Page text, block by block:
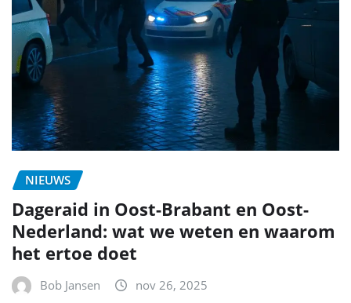
NIEUWS
Dageraid in Oost-Brabant en Oost-
Nederland: wat we weten en waarom
het ertoe doet
Bob Jansen nov 26, 2025